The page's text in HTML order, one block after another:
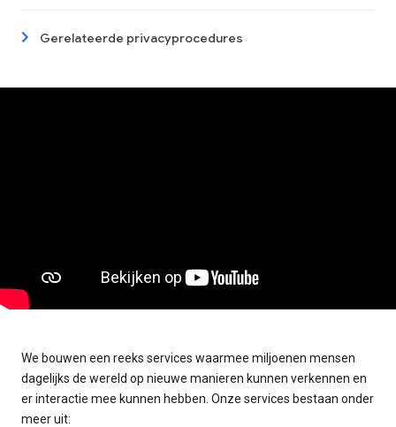
Gerelateerde privacyprocedures
We bouwen een reeks services waarmee miljoenen mensen
dagelijks de wereld op nieuwe manieren kunnen verkennen en
er interactie mee kunnen hebben. Onze services bestaan onder
meer uit: